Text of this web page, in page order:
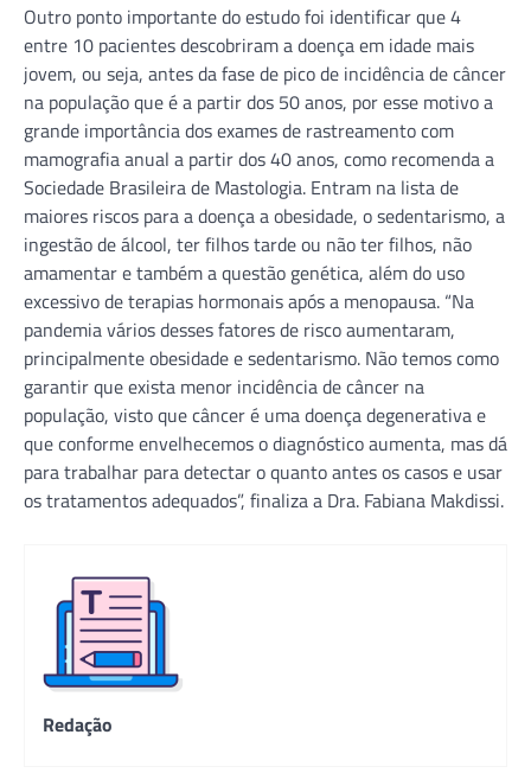
Outro ponto importante do estudo foi identificar que 4
entre 10 pacientes descobriram a doença em idade mais
jovem, ou seja, antes da fase de pico de incidência de câncer
na população que é a partir dos 50 anos, por esse motivo a
grande importância dos exames de rastreamento com
mamografia anual a partir dos 40 anos, como recomenda a
Sociedade Brasileira de Mastologia. Entram na lista de
maiores riscos para a doença a obesidade, o sedentarismo, a
ingestão de álcool, ter filhos tarde ou não ter filhos, não
amamentar e também a questão genética, além do uso
excessivo de terapias hormonais após a menopausa. “Na
pandemia vários desses fatores de risco aumentaram,
principalmente obesidade e sedentarismo. Não temos como
garantir que exista menor incidência de câncer na
população, visto que câncer é uma doença degenerativa e
que conforme envelhecemos o diagnóstico aumenta, mas dá
para trabalhar para detectar o quanto antes os casos e usar
os tratamentos adequados”, finaliza a Dra. Fabiana Makdissi.
Redação